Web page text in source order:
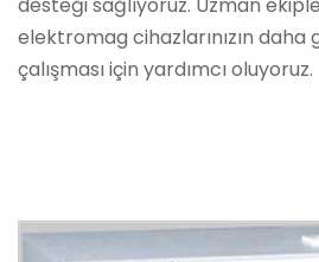
elektromag cihazlarınızın daha
çalışması için yardımcı oluyoruz.